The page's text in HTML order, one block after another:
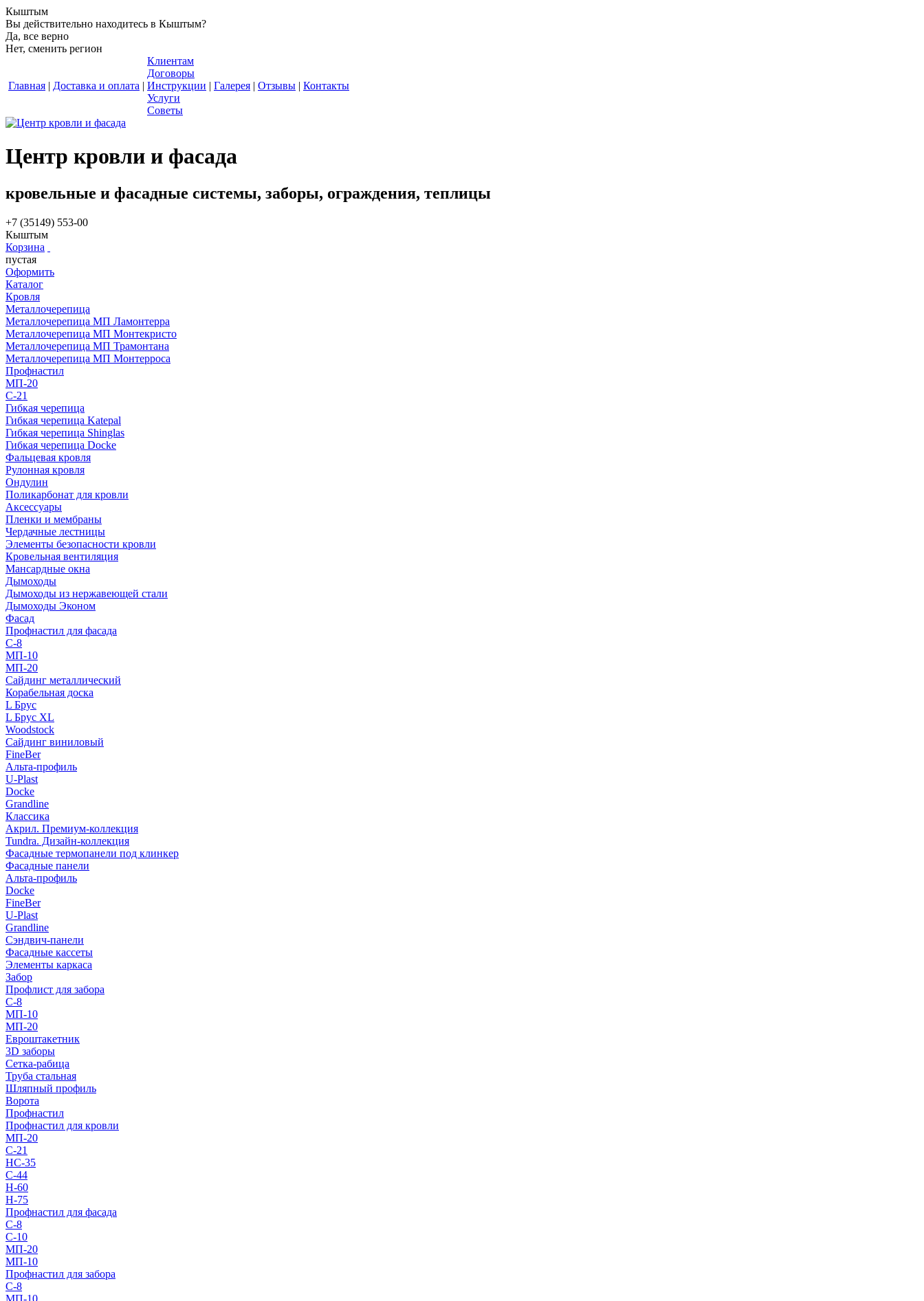
Кыштым
Вы действительно находитесь в Кыштым?
Да, все верно
Нет, сменить регион
Главная | Доставка и оплата |
Клиентам
Договоры
Инструкции
Услуги
Советы
| Галерея | Отзывы | Контакты
Центр кровли и фасада
кровельные и фасадные системы, заборы, ограждения, теплицы
+7 (35149) 553-00
Кыштым
Корзина
пустая
Оформить
Каталог
Кровля
Металлочерепица
Металлочерепица МП Ламонтерра
Металлочерепица МП Монтекристо
Металлочерепица МП Трамонтана
Металлочерепица МП Монтерроса
Профнастил
МП-20
С-21
Гибкая черепица
Гибкая черепица Katepal
Гибкая черепица Shinglas
Гибкая черепица Docke
Фальцевая кровля
Рулонная кровля
Ондулин
Поликарбонат для кровли
Аксессуары
Пленки и мембраны
Чердачные лестницы
Элементы безопасности кровли
Кровельная вентиляция
Мансардные окна
Дымоходы
Дымоходы из нержавеющей стали
Дымоходы Эконом
Фасад
Профнастил для фасада
С-8
МП-10
МП-20
Сайдинг металлический
Корабельная доска
L Брус
L Брус XL
Woodstock
Сайдинг виниловый
FineBer
Альта-профиль
U-Plast
Docke
Grandline
Классика
Акрил. Премиум-коллекция
Tundra. Дизайн-коллекция
Фасадные термопанели под клинкер
Фасадные панели
Альта-профиль
Docke
FineBer
U-Plast
Grandline
Сэндвич-панели
Фасадные кассеты
Элементы каркаса
Забор
Профлист для забора
С-8
МП-10
МП-20
Евроштакетник
3D заборы
Сетка-рабица
Труба стальная
Шляпный профиль
Ворота
Профнастил
Профнастил для кровли
МП-20
С-21
НС-35
С-44
Н-60
Н-75
Профнастил для фасада
С-8
С-10
МП-20
МП-10
Профнастил для забора
С-8
МП-10